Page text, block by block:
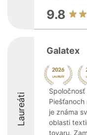
9.8
Laureáti
Galatex
Piešťanoch
je známa
oblasti
tovaru.